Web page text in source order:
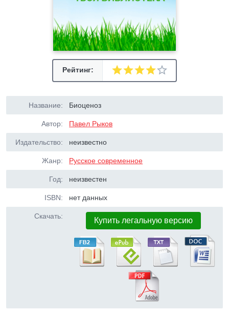
Рейтинг:
Название: Биоценоз
Автор: Павел Рыков
Издательство: неизвестно
Жанр: Русское современное
Год: неизвестен
ISBN: нет данных
Скачать: Купить легальную версию